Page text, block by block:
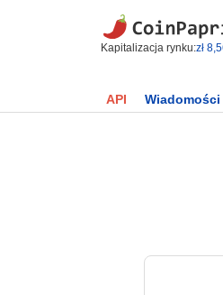
Kapitalizacja rynku:zł
API Wiadomości